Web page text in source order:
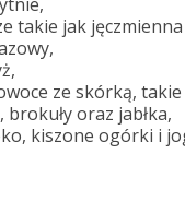
takie jak
ze skórką,
brokuły oraz jabłka,
kiszone ogórki i